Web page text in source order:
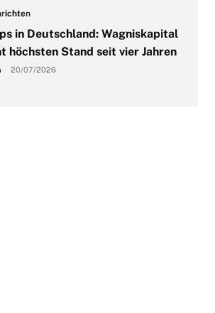
in Deutschland: Wagniskapital
höchsten Stand seit vier Jahren
20/07/2026